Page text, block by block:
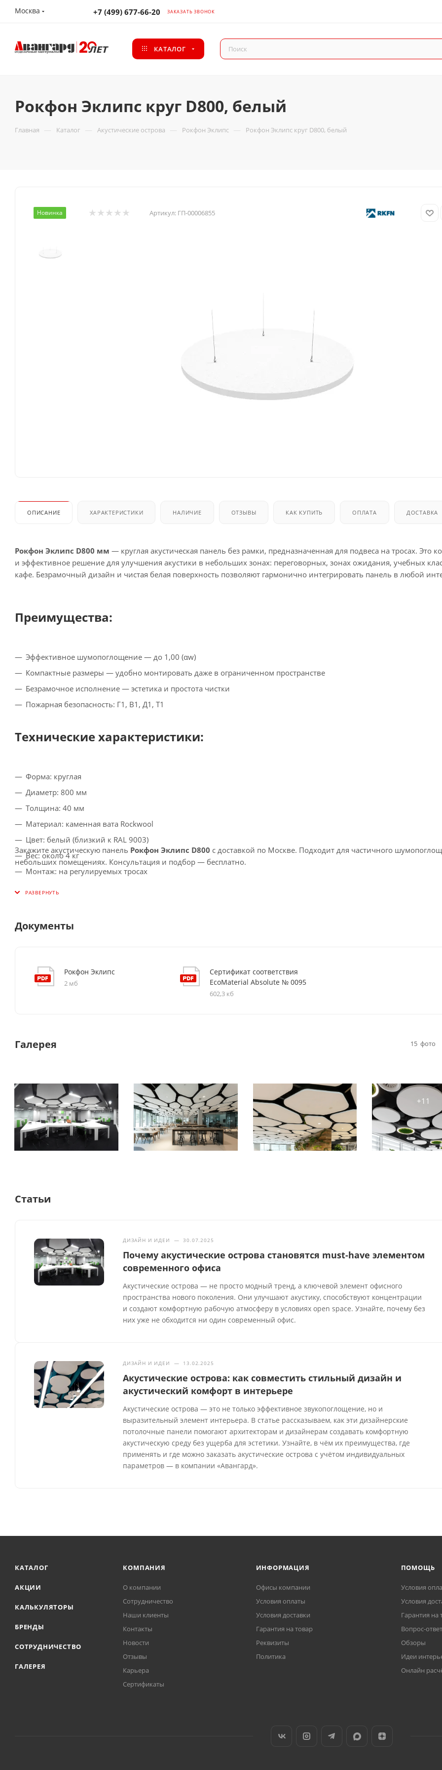
Москва +7 (499) 677-66-20 ЗАКАЗАТЬ ЗВОНОК
КАТАЛОГ
Рокфон Эклипс круг D800, белый
Главная — Каталог — Акустические острова — Рокфон Эклипс — Рокфон Эклипс круг D800, белый
Новинка Артикул: ГП-00006855
ОПИСАНИЕ ХАРАКТЕРИСТИКИ НАЛИЧИЕ ОТЗЫВЫ КАК КУПИТЬ ОПЛАТА ДОСТАВКА
Рокфон Эклипс D800 мм — круглая акустическая панель без рамки, предназначенная для подвеса на тросах. Это
и эффективное решение для улучшения акустики в небольших зонах: переговорных, зонах ожидания, учебных
кафе. Безрамочный дизайн и чистая белая поверхность позволяют гармонично интегрировать панель в любой
Преимущества:
Эффективное шумопоглощение — до 1,00 (αw)
Компактные размеры — удобно монтировать даже в ограниченном пространстве
Безрамочное исполнение — эстетика и простота чистки
Пожарная безопасность: Г1, В1, Д1, Т1
Технические характеристики:
Форма: круглая
Диаметр: 800 мм
Толщина: 40 мм
Материал: каменная вата Rockwool
Цвет: белый (близкий к RAL 9003)
Вес: около 4 кг
Монтаж: на регулируемых тросах
Закажите акустическую панель Рокфон Эклипс D800 с доставкой по Москве. Подходит для частичного
небольших помещениях. Консультация и подбор — бесплатно.
Документы
Рокфон Эклипс
2 мб
Сертификат соответствия
EcoMaterial Absolute № 0095
602,3 кб
Галерея 15 фото
Статьи
ДИЗАЙН И ИДЕИ — 30.07.2025
Почему акустические острова становятся must-have элементом
современного офиса
Акустические острова — не просто модный тренд, а ключевой элемент офисного
пространства нового поколения. Они улучшают акустику, способствуют концентрации
и создают комфортную рабочую атмосферу в условиях open space. Узнайте, почему без
них уже не обходится ни один современный офис.
ДИЗАЙН И ИДЕИ — 13.02.2025
Акустические острова: как совместить стильный дизайн и
акустический комфорт в интерьере
Акустические острова — это не только эффективное звукопоглощение, но и
выразительный элемент интерьера. В статье рассказываем, как эти дизайнерские
потолочные панели помогают архитекторам и дизайнерам создавать комфортную
акустическую среду без ущерба для эстетики. Узнайте, в чём их преимущества, где
применять и где можно заказать акустические острова с учётом индивидуальных
параметров — в компании «Авангард».
КАТАЛОГ
АКЦИИ
КАЛЬКУЛЯТОРЫ
БРЕНДЫ
СОТРУДНИЧЕСТВО
ГАЛЕРЕЯ
КОМПАНИЯ
О компании
Сотрудничество
Наши клиенты
Контакты
Новости
Отзывы
Карьера
Сертификаты
ИНФОРМАЦИЯ
Офисы компании
Условия оплаты
Условия доставки
Гарантия на товар
Реквизиты
Политика
ПОМОЩЬ
Условия
Условия
Гарантия на
Вопрос-ответ
Обзоры
Идеи
Онлайн